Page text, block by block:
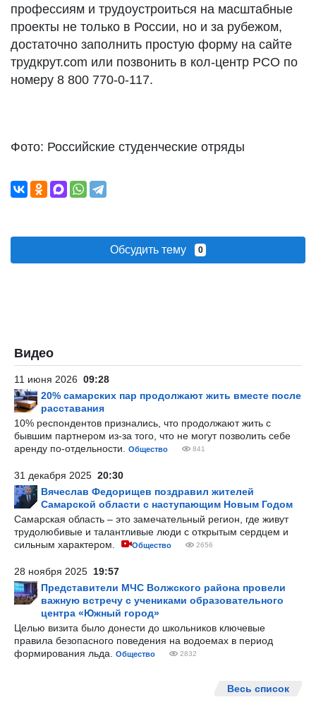
профессиям и трудоустроиться на масштабные
проекты не только в России, но и за рубежом,
достаточно заполнить простую форму на сайте
трудкрут.com или позвонить в кол-центр РСО по
номеру 8 800 770-0-117.
Фото: Российские студенческие отряды
Обсудить тему 0
Видео
11 июня 2026 09:28
20% самарских пар продолжают жить вместе после
расставания
10% респондентов признались, что продолжают жить с
бывшим партнером из-за того, что не могут позволить себе
аренду по-отдельности.
Общество 841
31 декабря 2025 20:30
Вячеслав Федорищев поздравил жителей
Самарской области с наступающим Новым Годом
Самарская область – это замечательный регион, где живут
трудолюбивые и талантливые люди с открытым сердцем и
сильным характером.
Общество 2656
28 ноября 2025 19:57
Представители МЧС Волжского района провели
важную встречу с учениками образовательного
центра «Южный город»
Целью визита было донести до школьников ключевые
правила безопасного поведения на водоемах в период
формирования льда.
Общество 2832
Весь список